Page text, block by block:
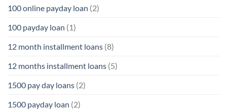
100 online payday loan (2)
100 payday loan (1)
12 month installment loans (8)
12 months installment loans (5)
1500 pay day loans (2)
1500 payday loan (2)